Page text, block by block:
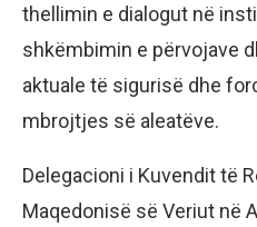
thellimin e dialogut në
shkëmbimin e përvojave
aktuale të sigurisë dhe
mbrojtjes së aleatëve.
Delegacioni i Kuvendit të
Maqedonisë së Veriut në